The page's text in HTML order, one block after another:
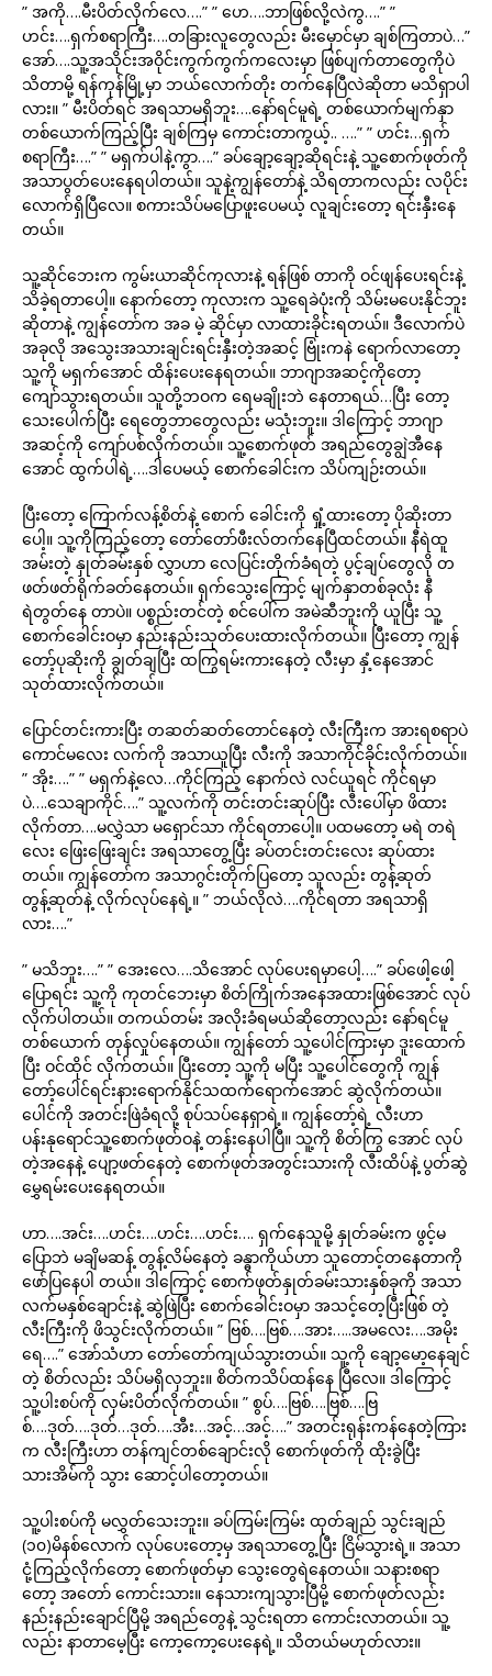
” အကို….မီးပိတ်လိုက်လေ….” ” ဟေ….ဘာဖြစ်လို့လဲကွ….” ”
ဟင်း….ရှက်စရာကြီး….တခြားလူတွေလည်း မီးမှောင်မှာ ချစ်ကြတာပဲ…”
အော်….သူ့အသိုင်းအဝိုင်းကွက်ကွက်ကလေးမှာ ဖြစ်ပျက်တာတွေကိုပဲ
သိတာမို့ ရန်ကုန်မြို့မှာ ဘယ်လောက်တိုး တက်နေပြီလဲဆိုတာ မသိရှာပါ
လား။ ” မီးပိတ်ရင် အရသာမရှိဘူး….နော်ရင်မူရဲ့ တစ်ယောက်မျက်နှာ
တစ်ယောက်ကြည့်ပြီး ချစ်ကြမှ ကောင်းတာကွယ့်.. ….” ” ဟင်း…ရှက်
စရာကြီး….” ” မရှက်ပါနဲ့ကွာ….” ခပ်ချော့ချော့ဆိုရင်းနဲ့ သူ့စောက်ဖုတ်ကို
အသာပွတ်ပေးနေရပါတယ်။ သူနဲ့ကျွန်တော်နဲ့ သိရတာကလည်း လပိုင်း
လောက်ရှိပြီလေ။ စကားသိပ်မပြောဖူးပေမယ့် လူချင်းတော့ ရင်းနှီးနေ
တယ်။
သူ့ဆိုင်ဘေးက ကွမ်းယာဆိုင်ကုလားနဲ့ ရန်ဖြစ် တာကို ဝင်ဖျန်ပေးရင်းနဲ့
သိခဲ့ရတာပေါ့။ နောက်တော့ ကုလားက သူ့ရေခဲပုံးကို သိမ်းမပေးနိုင်ဘူး
ဆိုတာနဲ့ ကျွန်တော်က အခ မဲ့ ဆိုင်မှာ လာထားခိုင်းရတယ်။ ဒီလောက်ပဲ
အခုလို အသွေးအသားချင်းရင်းနှီးတဲ့အဆင့် ဗြုံးကနဲ ရောက်လာတော့
သူ့ကို မရှက်အောင် ထိန်းပေးနေရတယ်။ ဘာဂျာအဆင့်ကိုတော့
ကျော်သွားရတယ်။ သူတို့ဘဝက ရေမချိုးဘဲ နေတာရယ်…ပြီး တော့
သေးပေါက်ပြီး ရေတွေဘာတွေလည်း မသုံးဘူး။ ဒါကြောင့် ဘာဂျာ
အဆင့်ကို ကျော်ပစ်လိုက်တယ်။ သူ့စောက်ဖုတ် အရည်တွေချွဲအီနေ
အောင် ထွက်ပါရဲ့….ဒါပေမယ့် စောက်ခေါင်းက သိပ်ကျဉ်းတယ်။
ပြီးတော့ ကြောက်လန့်စိတ်နဲ့ စောက် ခေါင်းကို ရှုံ့ထားတော့ ပိုဆိုးတာ
ပေါ့။ သူ့ကိုကြည့်တော့ တော်တော်ဖီးလ်တက်နေပြီထင်တယ်။ နီရဲထူ
အမ်းတဲ့ နှုတ်ခမ်းနှစ် လွှာဟာ လေပြင်းတိုက်ခံရတဲ့ ပွင့်ချပ်တွေလို တ
ဖတ်ဖတ်ရိုက်ခတ်နေတယ်။ ရှက်သွေးကြောင့် မျက်နှာတစ်ခုလုံး နီ
ရဲတွတ်နေ တာပဲ။ ပစ္စည်းတင်တဲ့ စင်ပေါ်က အမဲဆီဘူးကို ယူပြီး သူ့
စောက်ခေါင်းဝမှာ နည်းနည်းသုတ်ပေးထားလိုက်တယ်။ ပြီးတော့ ကျွန်
တော့်ပုဆိုးကို ချွတ်ချပြီး ထကြွရမ်းကားနေတဲ့ လီးမှာ နှံ့နေအောင်
သုတ်ထားလိုက်တယ်။
ပြောင်တင်းကားပြီး တဆတ်ဆတ်တောင်နေတဲ့ လီးကြီးက အားရစရာပဲ
ကောင်မလေး လက်ကို အသာယူပြီး လီးကို အသာကိုင်ခိုင်းလိုက်တယ်။
” အိုး….” ” မရှက်နဲ့လေ…ကိုင်ကြည့် နောက်လဲ လင်ယူရင် ကိုင်ရမှာ
ပဲ….သေချာကိုင်….” သူ့လက်ကို တင်းတင်းဆုပ်ပြီး လီးပေါ်မှာ ဖိထား
လိုက်တာ….မလွှဲသာ မရှောင်သာ ကိုင်ရတာပေါ့။ ပထမတော့ မရဲ တရဲ
လေး ဖြေးဖြေးချင်း အရသာတွေ့ပြီး ခပ်တင်းတင်းလေး ဆုပ်ထား
တယ်။ ကျွန်တော်က အသာဂွင်းတိုက်ပြတော့ သူလည်း တွန့်ဆုတ်
တွန့်ဆုတ်နဲ့ လိုက်လုပ်နေရဲ့။ ” ဘယ်လိုလဲ….ကိုင်ရတာ အရသာရှိ
လား….”
” မသိဘူး….” ” အေးလေ….သိအောင် လုပ်ပေးရမှာပေါ့….” ခပ်ဖေါ့ဖေါ့
ပြောရင်း သူ့ကို ကုတင်ဘေးမှာ စိတ်ကြိုက်အနေအထားဖြစ်အောင် လုပ်
လိုက်ပါတယ်။ တကယ်တမ်း အလိုးခံရမယ်ဆိုတော့လည်း နော်ရင်မူ
တစ်ယောက် တုန်လှုပ်နေတယ်။ ကျွန်တော် သူ့ပေါင်ကြားမှာ ဒူးထောက်
ပြီး ဝင်ထိုင် လိုက်တယ်။ ပြီးတော့ သူ့ကို မပြီး သူ့ပေါင်တွေကို ကျွန်
တော့်ပေါင်ရင်းနားရောက်နိုင်သထက်ရောက်အောင် ဆွဲလိုက်တယ်။
ပေါင်ကို အတင်းဖြဲခံရလို့ စုပ်သပ်နေရှာရဲ့။ ကျွန်တော့်ရဲ့ လီးဟာ
ပန်းနုရောင်သူ့စောက်ဖုတ်ဝနဲ့ တန်းနေပါပြီ။ သူ့ကို စိတ်ကြွ အောင် လုပ်
တဲ့အနေနဲ့ ပျော့ဖတ်နေတဲ့ စောက်ဖုတ်အတွင်းသားကို လီးထိပ်နဲ့ ပွတ်ဆွဲ
မွှေရမ်းပေးနေရတယ်။
ဟာ….အင်း….ဟင်း….ဟင်း….ဟင်း…. ရှက်နေသူမို့ နှုတ်ခမ်းက ဖွင့်မ
ပြောဘဲ မချိမဆန့် တွန့်လိမ်နေတဲ့ ခန္ဓာကိုယ်ဟာ သူတောင့်တနေတာကို
ဖော်ပြနေပါ တယ်။ ဒါကြောင့် စောက်ဖုတ်နှုတ်ခမ်းသားနှစ်ခုကို အသာ
လက်မနှစ်ချောင်းနဲ့ ဆွဲဖြဲပြီး စောက်ခေါင်းဝမှာ အသင့်တေ့ပြီးဖြစ် တဲ့
လီးကြီးကို ဖိသွင်းလိုက်တယ်။ ” ဗြစ်….ဗြစ်….အား…..အမလေး….အမိုး
ရေ….” အော်သံဟာ တော်တော်ကျယ်သွားတယ်။ သူ့ကို ချော့မော့နေချင်
တဲ့ စိတ်လည်း သိပ်မရှိလှဘူး။ စိတ်ကသိပ်ထန်နေ ပြီလေ။ ဒါကြောင့်
သူ့ပါးစပ်ကို လှမ်းပိတ်လိုက်တယ်။ ” စွပ်….ဗြစ်….ဗြစ်….ဗြ
စ်….ဒုတ်….ဒုတ်…ဒုတ်….အီး…အင့်…အင့်….” အတင်းရုန်းကန်နေတဲ့ကြား
က လီးကြီးဟာ တန်ကျင်တစ်ချောင်းလို စောက်ဖုတ်ကို ထိုးခွဲပြီး
သားအိမ်ကို သွား ဆောင့်ပါတော့တယ်။
သူ့ပါးစပ်ကို မလွှတ်သေးဘူး။ ခပ်ကြမ်းကြမ်း ထုတ်ချည် သွင်းချည်
(၁၀)မိနစ်လောက် လုပ်ပေးတော့မှ အရသာတွေ့ပြီး ငြိမ်သွားရဲ့။ အသာ
ငုံ့ကြည့်လိုက်တော့ စောက်ဖုတ်မှာ သွေးတွေရဲနေတယ်။ သနားစရာ
တော့ အတော် ကောင်းသား။ နေသားကျသွားပြီမို့ စောက်ဖုတ်လည်း
နည်းနည်းချောင်ပြီမို့ အရည်တွေနဲ့ သွင်းရတာ ကောင်းလာတယ်။ သူ့
လည်း နာတာမေ့ပြီး ကော့ကော့ပေးနေရဲ့။ သိတယ်မဟုတ်လား။